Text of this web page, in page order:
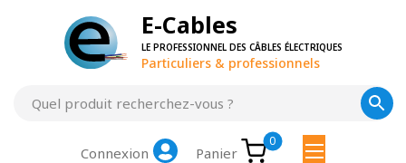
E-Cables
LE PROFESSIONNEL DES CÂBLES ÉLECTRIQUES
Particuliers & professionnels
Connexion Panier
0